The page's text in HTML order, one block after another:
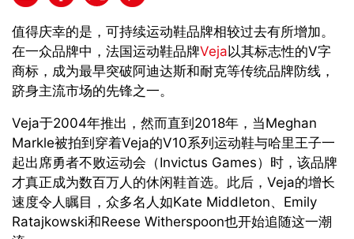
值得庆幸的是，可持续运动鞋品牌相较过去有所增加。
在一众品牌中，法国运动鞋品牌Veja以其标志性的V字
商标，成为最早突破阿迪达斯和耐克等传统品牌防线，
跻身主流市场的先锋之一。
Veja于2004年推出，然而直到2018年，当Meghan
Markle被拍到穿着Veja的V10系列运动鞋与哈里王子一
起出席勇者不败运动会（Invictus Games）时，该品牌
才真正成为数百万人的休闲鞋首选。此后，Veja的增长
速度令人瞩目，众多名人如Kate Middleton、Emily
Ratajkowski和Reese Witherspoon也开始追随这一潮